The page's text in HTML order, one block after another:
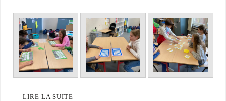
LIRE LA SUITE